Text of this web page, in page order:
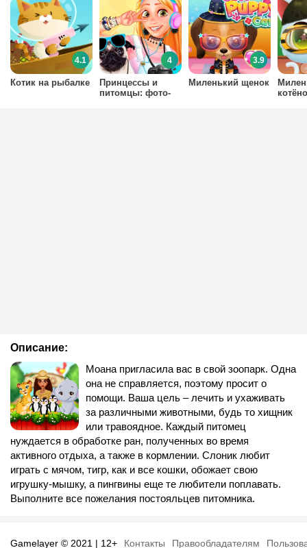
Описание:
Моана пригласила вас в свой зоопарк. Одна
она не справляется, поэтому просит о
помощи. Ваша цель – лечить и ухаживать
за различными животными, будь то хищник
или травоядное. Каждый питомец
нуждается в обработке ран, полученных во время
активного отдыха, а также в кормлении. Слоник любит
играть с мячом, тигр, как и все кошки, обожает свою
игрушку-мышку, а пингвины еще те любители поплавать.
Выполните все пожелания постояльцев питомника.
Котик на рыбалке
4.1
Принцессы и
питомцы: фото-
4
Миленький щенок
3.9
Gamelayer © 2021 | 12+ Контакты Правообладателям